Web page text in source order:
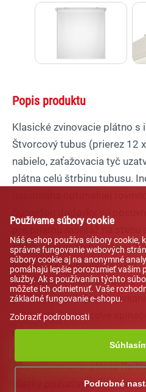
Popis produktu
Klasické zvinovacie plátno s
Štvorcový tubus (prierez 12
nabielo, zaťažovacia tyč
plátna celú štrbinu tubusu.
Súčasťou dodávky sú
pre priamu montáž na stenu
55cm vpravo alebo vľavo).
prevádzky s bezúdržbovým
bezhlučným
obsluhu pri odvíjaní a navíjaní
automatické koncové
nástenného otočného
dodávky. Možnosť plynulého
Ako stacionárne plátno
všetky požiadavky
Používame súbory cookie
Náš e-shop používa súbory cookie,
správne fungovanie webových
súbory cookie aj na anonymné
pomáhajú lepšie porozumieť vašim
služby. Ak s používaním týchto
môžete ich odmietnuť. Vaše
základné fungovanie e-shopu.
Zobraziť podrobnosti
Podrobné
Lexi
vybavenie tried